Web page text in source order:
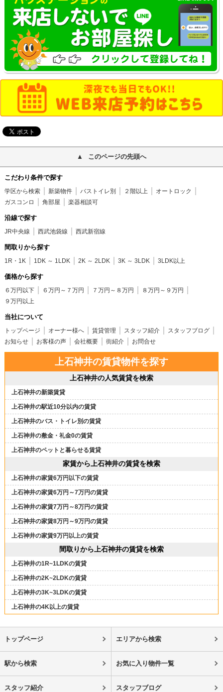
このページの先頭へ
こだわり条件で探す
学区から検索 新築物件 バストイレ別 ２階以上
オートロック
ガスコンロ
角部屋 楽器相談可
沿線で探す
JR中央線 西武池袋線 西武新宿線
間取りから探す
1R・1K 1DK ～ 1LDK 2K ～ 2LDK 3K ～ 3LDK 3LDK以上
価格から探す
６万円以下 ６万円～７万円 ７万円～８万円
８万円～９万円
９万円以上
当社について
トップページ オーナー様へ 賃貸管理 スタッフ紹介
スタッフブログ
お知らせ
お客様の声 会社概要 街紹介 お問合せ
上石神井の賃貸物件を探す
上石神井の人気賃貸を検索
上石神井の新築賃貸
上石神井の駅近10分以内の賃貸
上石神井のバス・トイレ別の賃貸
上石神井の敷金・礼金0の賃貸
上石神井のペットと暮らせる賃貸
家賃から上石神井の賃貸を検索
上石神井の家賃6万円以下の賃貸
上石神井の家賃6万円～7万円の賃貸
上石神井の家賃7万円～8万円の賃貸
上石神井の家賃8万円～9万円の賃貸
上石神井の家賃9万円以上の賃貸
間取りから上石神井の賃貸を検索
上石神井の1R~1LDKの賃貸
上石神井の2K~2LDKの賃貸
上石神井の3K~3LDKの賃貸
上石神井の4K以上の賃貸
トップページ エリアから検索
駅から検索 お気に入り物件一覧
スタッフ紹介 スタッフブログ